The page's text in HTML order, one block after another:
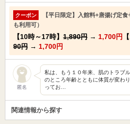
クーポン
【平日限定】入館料+唐揚げ定
も利用可）
【10時～17時】 1,890円 → 1,700円
90円 → 1,700円
匿名
私は、もう１０年来、肌のトラブ
のところ年齢とともに体質が変わ
ってお…
関連情報から探す